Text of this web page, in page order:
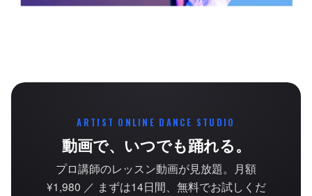
ARTIST ONLINE DANCE STUDIO
動画で、いつでも踊れる。
プロ講師のレッスン動画が見放題。月額
¥1,980 ／ まずは14日間、無料でお試しくだ